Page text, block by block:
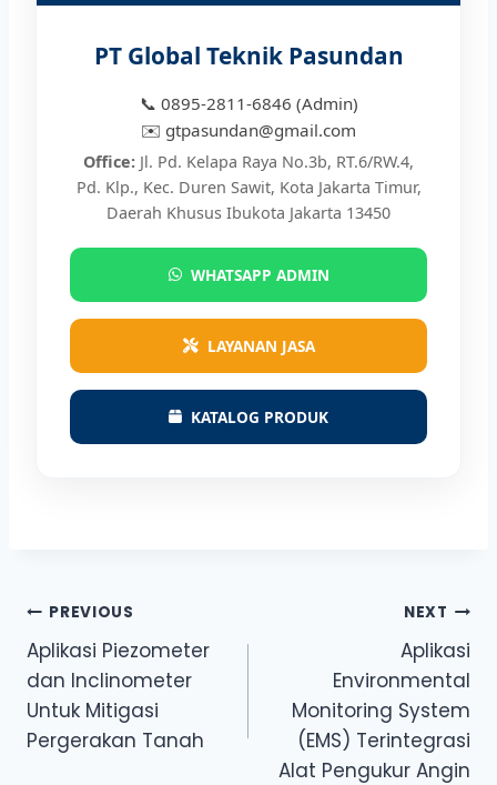
PT Global Teknik Pasundan
📞 0895-2811-6846 (Admin)
✉️ gtpasundan@gmail.com
Office: Jl. Pd. Kelapa Raya No.3b, RT.6/RW.4,
Pd. Klp., Kec. Duren Sawit, Kota Jakarta Timur,
Daerah Khusus Ibukota Jakarta 13450
WHATSAPP ADMIN
LAYANAN JASA
KATALOG PRODUK
Post
navigation
PREVIOUS
Aplikasi Piezometer
dan Inclinometer
Untuk Mitigasi
Pergerakan Tanah
NEXT
Aplikasi
Environmental
Monitoring System
(EMS) Terintegrasi
Alat Pengukur Angin